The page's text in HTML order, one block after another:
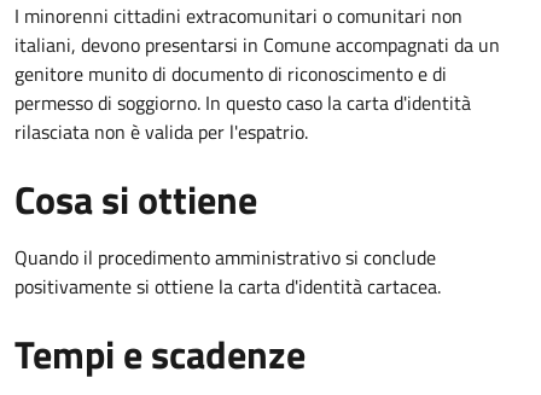
I minorenni cittadini extracomunitari o comunitari non
italiani, devono presentarsi in Comune accompagnati da un
genitore munito di documento di riconoscimento e di
permesso di soggiorno. In questo caso la carta d'identità
rilasciata non è valida per l'espatrio.
Cosa si ottiene
Quando il procedimento amministrativo si conclude
positivamente si ottiene la carta d'identità cartacea.
Tempi e scadenze